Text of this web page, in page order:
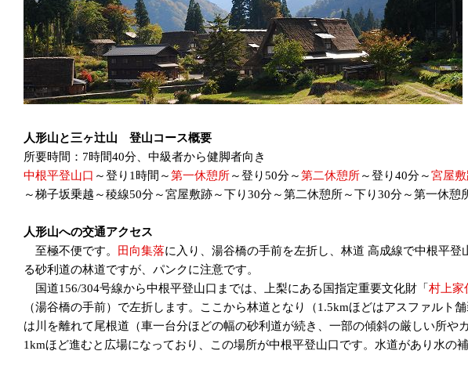
人形山と三ヶ辻山 登山コース概要
所要時間：7時間40分、中級者から健脚者向き
中根平登山口 ～登り1時間～第一休憩所～登り50分～第二休憩所～登り40分～宮屋
～梯子坂乗越～稜線50分～宮屋敷跡～下り30分～第二休憩所～下り30分～第一休憩
人形山への交通アクセス
至極不便です。
田向集落に入り、湯谷橋の手前を左折し、林道 高成線で中根平
る砂利道の林道ですが、パンクに注意です。
国道156/304号線から中根平登山口までは、上梨にある国指定重要文化財「 村上家
（湯谷橋の手前）で左折します。ここから林道となり（1.5kmほどはアスファル
は川を離れて尾根道（車一台分ほどの幅の砂利道が続き、一部の傾斜の厳しい所
1kmほど進むと広場になっており、この場所が中根平登山口です。水道があり水の補